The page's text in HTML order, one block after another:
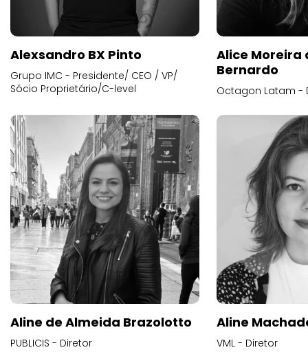
Alexsandro BX Pinto
Grupo IMC - Presidente/ CEO / VP/
Sócio Proprietário/C-level
Alice
Bernardo
Octagon Latam -
Aline de Almeida Brazolotto
PUBLICIS - Diretor
Aline
VML - Diretor